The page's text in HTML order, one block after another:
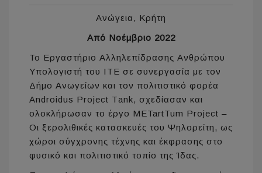
Ανώγεια, Κρήτη
Από Νοέμβριο 2022
Το Εργαστήριο Αλληλεπίδρασης Ανθρώπου
Υπολογιστή του ΙΤΕ σε συνεργασία με τον
Δήμο Ανωγείων και τον πολιτιστικό φορέα
Androidus Project Τank, σχεδίασαν και
ολοκλήρωσαν το έργο METartTum Project –
Οι ξερολιθικές κατασκευές του Ψηλορείτη, ως
χώροι σύγχρονης τέχνης και έκφρασης στο
φυσικό και πολιτιστικό τοπίο της Ίδας.